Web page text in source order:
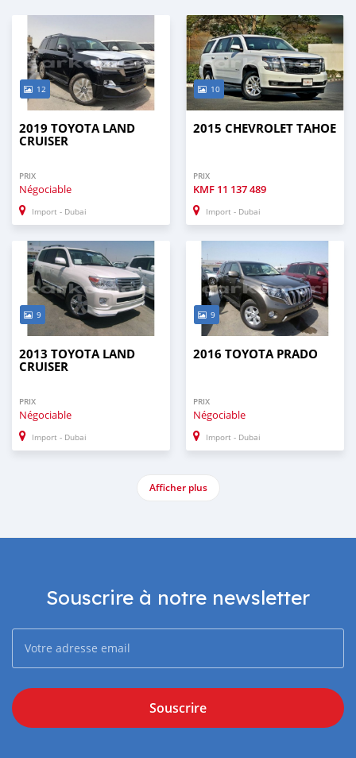
12
2019 TOYOTA LAND
CRUISER
PRIX
Négociable
Import - Dubai
10
2015 CHEVROLET TAHOE
PRIX
KMF 11 137 489
Import - Dubai
9
2013 TOYOTA LAND
CRUISER
PRIX
Négociable
Import - Dubai
9
2016 TOYOTA PRADO
PRIX
Négociable
Import - Dubai
Afficher plus
Souscrire à notre newsletter
Souscrire